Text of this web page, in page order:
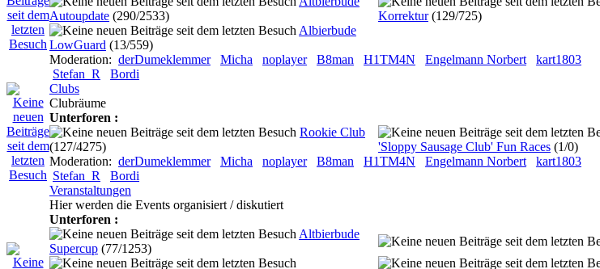
Autoupdate (290/2533)
Korrektur (129/725)
Albierbude
LowGuard (13/559)
Moderation: derDumeklemmer Micha noplayer B8man H1TM4N Engelmann Norbert kart1803
Stefan_R
Bordi
Clubs
Clubräume
Unterforen :
Rookie Club
(127/4275)
'Sloppy Sausage Club' Fun Races (1/0)
Moderation: derDumeklemmer Micha noplayer B8man H1TM4N Engelmann Norbert kart1803
Stefan_R
Bordi
Veranstaltungen
Hier werden die Events organisiert / diskutiert
Unterforen :
Altbierbude
Supercup (77/1253)